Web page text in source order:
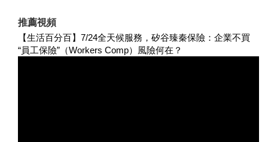
推薦視頻
【生活百分百】7/24全天候服務，矽谷臻秦保險：企業不買
“員工保險”（Workers Comp）風險何在？